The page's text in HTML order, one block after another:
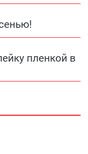
пленкой в